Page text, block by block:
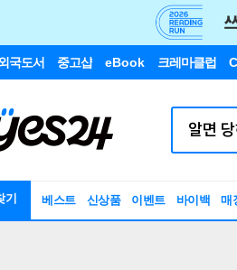
국도서 중고샵 eBook 크레마클럽
베스트 신상품 이벤트 바이백 매